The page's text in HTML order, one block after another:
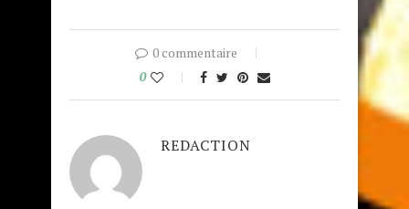
0 commentaire
0
REDACTION